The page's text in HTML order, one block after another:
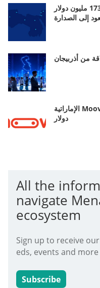
شركات الشرق الأوسط الناشئة تجمع 173 مليون دولار
من أذربيجان
الإماراتية Moove تجمع 250 مليون دولار بتقييم 2.1 مليار
دولار
All the
navigate
ecosystem
Sign up to receive
eds, events and
Subscribe